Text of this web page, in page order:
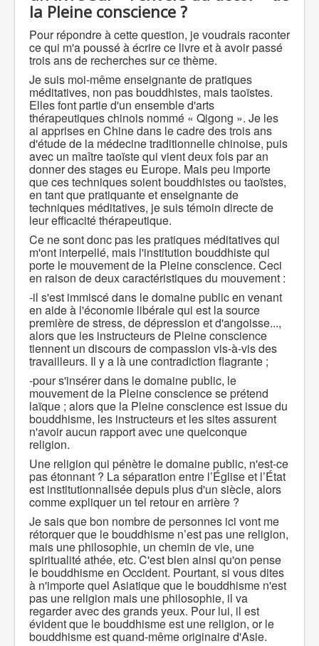
la Pleine conscience ?
Pour répondre à cette question, je voudrais raconter
ce qui m'a poussé à écrire ce livre et à avoir passé
trois ans de recherches sur ce thème.
Je suis moi-même enseignante de pratiques
méditatives, non pas bouddhistes, mais taoïstes.
Elles font partie d'un ensemble d'arts
thérapeutiques chinois nommé « Qigong ». Je les
ai apprises en Chine dans le cadre des trois ans
d'étude de la médecine traditionnelle chinoise, puis
avec un maître taoïste qui vient deux fois par an
donner des stages eu Europe. Mais peu importe
que ces techniques soient bouddhistes ou taoïstes,
en tant que pratiquante et enseignante de
techniques méditatives, je suis témoin directe de
leur efficacité thérapeutique.
Ce ne sont donc pas les pratiques méditatives qui
m'ont interpellé, mais l'institution bouddhiste qui
porte le mouvement de la Pleine conscience. Ceci
en raison de deux caractéristiques du mouvement :
-il s'est immiscé dans le domaine public en venant
en aide à l'économie libérale qui est la source
première de stress, de dépression et d'angoisse...,
alors que les instructeurs de Pleine conscience
tiennent un discours de compassion vis-à-vis des
travailleurs. Il y a là une contradiction flagrante ;
-pour s'insérer dans le domaine public, le
mouvement de la Pleine conscience se prétend
laïque ; alors que la Pleine conscience est issue du
bouddhisme, les instructeurs et les sites assurent
n'avoir aucun rapport avec une quelconque
religion.
Une religion qui pénètre le domaine public, n'est-ce
pas étonnant ? La séparation entre l’Église et l’État
est institutionnalisée depuis plus d'un siècle, alors
comme expliquer un tel retour en arrière ?
Je sais que bon nombre de personnes ici vont me
rétorquer que le bouddhisme n’est pas une religion,
mais une philosophie, un chemin de vie, une
spiritualité athée, etc. C'est bien ainsi qu'on pense
le bouddhisme en Occident. Pourtant, si vous dites
à n'importe quel Asiatique que le bouddhisme n'est
pas une religion mais une philosophie, il va
regarder avec des grands yeux. Pour lui, il est
évident que le bouddhisme est une religion, or le
bouddhisme est quand-même originaire d'Asie.